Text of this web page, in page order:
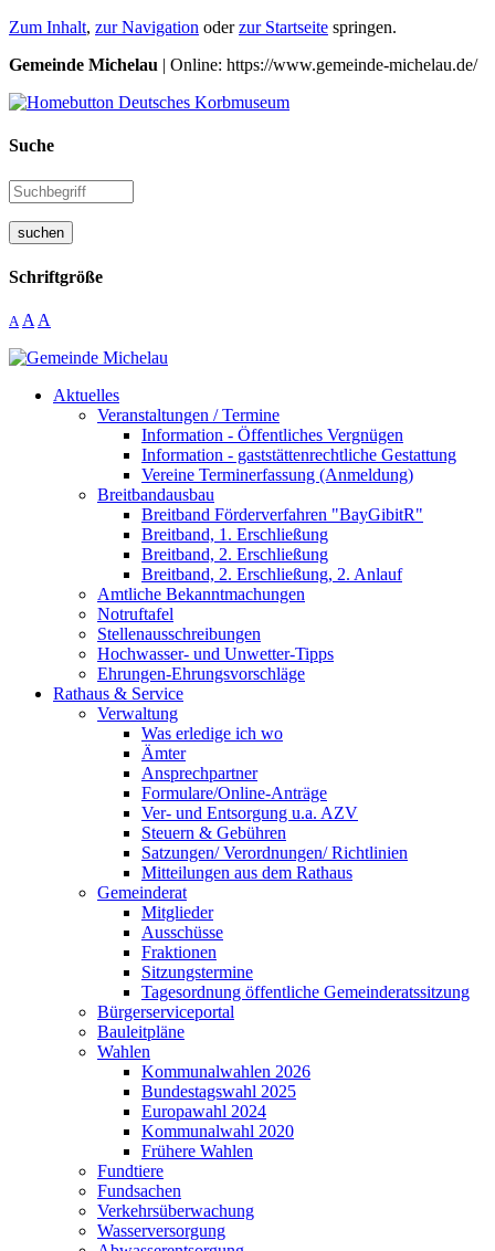
Zum Inhalt, zur Navigation oderzur Startseite springen.
Gemeinde Michelau | Online: https://www.gemeinde-michelau.de/
Suche
suchen
Schriftgröße
A A A
Aktuelles
Veranstaltungen / Termine
Information - Öffentliches Vergnügen
Information - gaststättenrechtliche Gestattung
Vereine Terminerfassung (Anmeldung)
Breitbandausbau
Breitband Förderverfahren "BayGibitR"
Breitband, 1. Erschließung
Breitband, 2. Erschließung
Breitband, 2. Erschließung, 2. Anlauf
Amtliche Bekanntmachungen
Notruftafel
Stellenausschreibungen
Hochwasser- und Unwetter-Tipps
Ehrungen-Ehrungsvorschläge
Rathaus & Service
Verwaltung
Was erledige ich wo
Ämter
Ansprechpartner
Formulare/Online-Anträge
Ver- und Entsorgung u.a. AZV
Steuern & Gebühren
Satzungen/ Verordnungen/ Richtlinien
Mitteilungen aus dem Rathaus
Gemeinderat
Mitglieder
Ausschüsse
Fraktionen
Sitzungstermine
Tagesordnung öffentliche Gemeinderatssitzung
Bürgerserviceportal
Bauleitpläne
Wahlen
Kommunalwahlen 2026
Bundestagswahl 2025
Europawahl 2024
Kommunalwahl 2020
Frühere Wahlen
Fundtiere
Fundsachen
Verkehrsüberwachung
Wasserversorgung